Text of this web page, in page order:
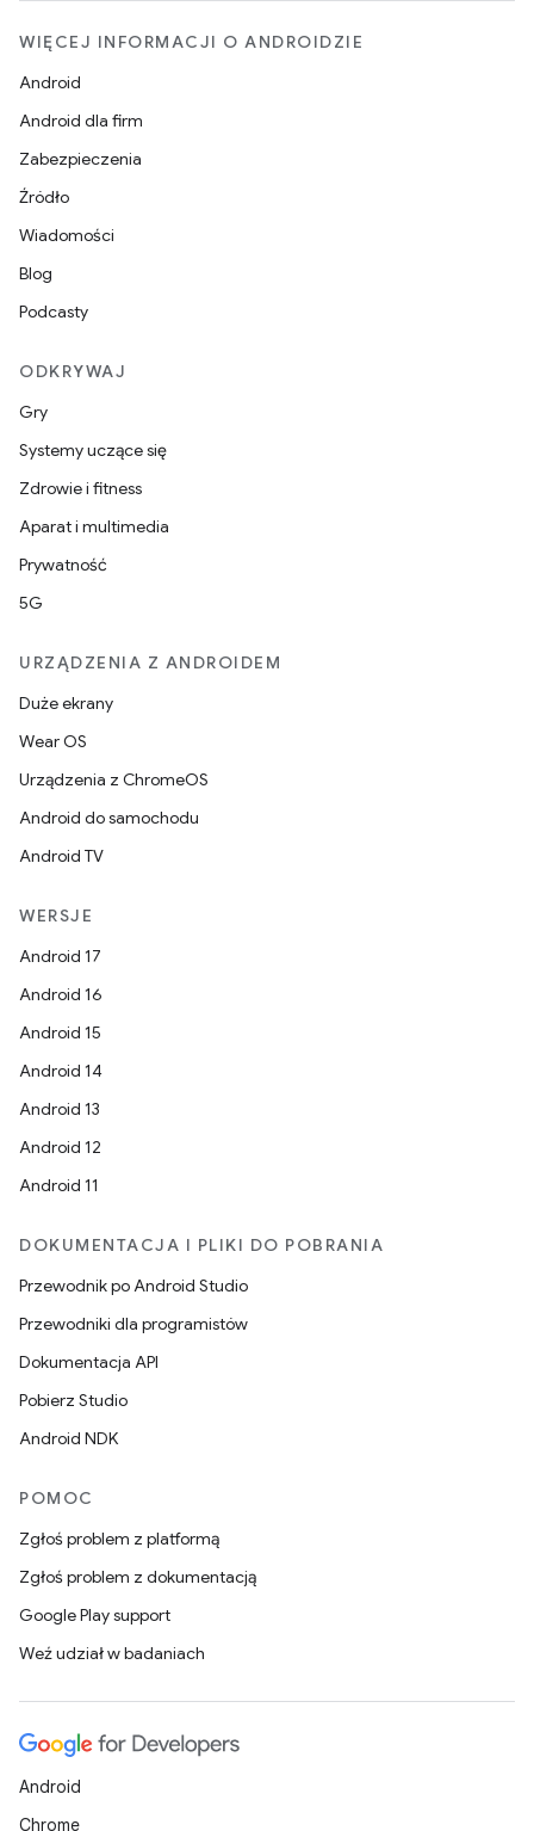
WIĘCEJ INFORMACJI O ANDROIDZIE
Android
Android dla firm
Zabezpieczenia
Źródło
Wiadomości
Blog
Podcasty
ODKRYWAJ
Gry
Systemy uczące się
Zdrowie i fitness
Aparat i multimedia
Prywatność
5G
URZĄDZENIA Z ANDROIDEM
Duże ekrany
Wear OS
Urządzenia z ChromeOS
Android do samochodu
Android TV
WERSJE
Android 17
Android 16
Android 15
Android 14
Android 13
Android 12
Android 11
DOKUMENTACJA I PLIKI DO POBRANIA
Przewodnik po Android Studio
Przewodniki dla programistów
Dokumentacja API
Pobierz Studio
Android NDK
POMOC
Zgłoś problem z platformą
Zgłoś problem z dokumentacją
Google Play support
Weź udział w badaniach
Android
Chrome